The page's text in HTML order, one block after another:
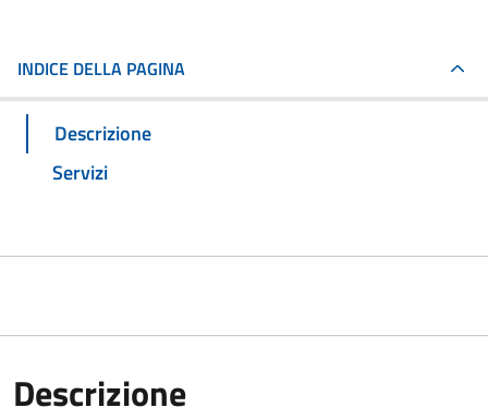
INDICE DELLA PAGINA
Descrizione
Servizi
Descrizione